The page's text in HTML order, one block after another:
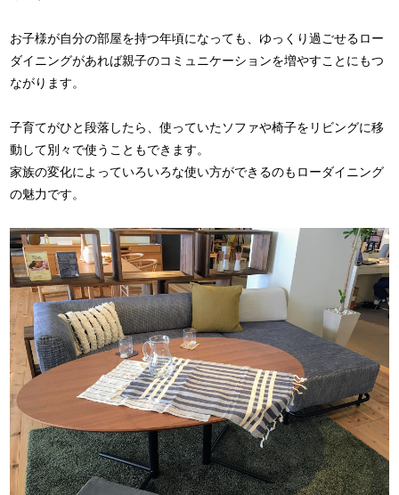
お子様が自分の部屋を持つ年頃になっても、ゆっくり過ごせるロー
ダイニングがあれば親子のコミュニケーションを増やすことにもつ
ながります。
子育てがひと段落したら、使っていたソファや椅子をリビングに移
動して別々で使うこともできます。
家族の変化によっていろいろな使い方ができるのもローダイニング
の魅力です。